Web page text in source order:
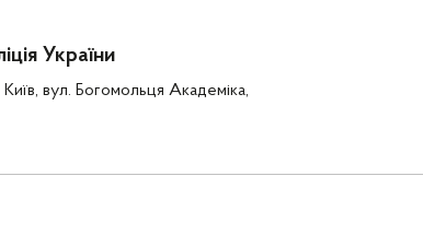
України
Київ, вул. Богомольця Академіка,